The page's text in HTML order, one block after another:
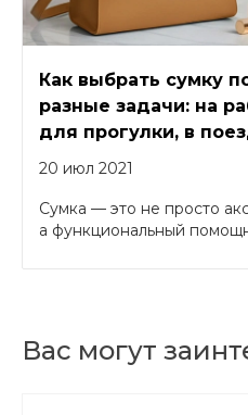
Как выбрать сумку
разные задачи: на
для прогулки, в
20 июл 2021
Сумка — это не просто
а функциональный
Вас могут